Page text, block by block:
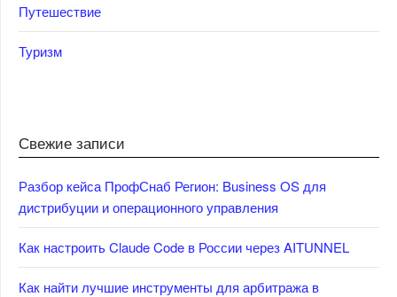
Путешествие
Туризм
Свежие записи
Разбор кейса ПрофСнаб Регион: Business OS для
дистрибуции и операционного управления
Как настроить Claude Code в России через AITUNNEL
Как найти лучшие инструменты для арбитража в